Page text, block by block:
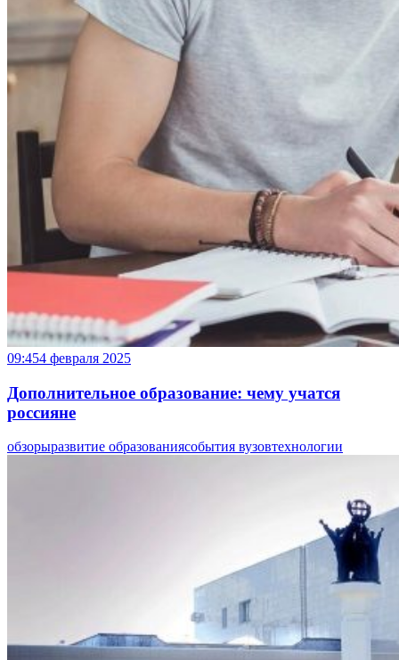
09:454 февраля 2025
Дополнительное образование: чему учатся
россияне
обзорыразвитие образованиясобытия вузовтехнологии